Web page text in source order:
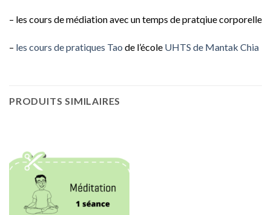
– les cours de médiation avec un temps de pratqiue corporelle
– les cours de pratiques Tao de l’école UHTS de Mantak Chia
PRODUITS SIMILAIRES